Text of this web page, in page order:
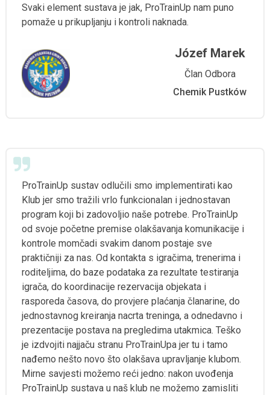
Svaki element sustava je jak, ProTrainUp nam puno
pomaže u prikupljanju i kontroli naknada.
Józef Marek
Član Odbora
Chemik Pustków
ProTrainUp sustav odlučili smo implementirati kao
Klub jer smo tražili vrlo funkcionalan i jednostavan
program koji bi zadovoljio naše potrebe. ProTrainUp
od svoje početne premise olakšavanja komunikacije i
kontrole momčadi svakim danom postaje sve
praktičniji za nas. Od kontakta s igračima, trenerima i
roditeljima, do baze podataka za rezultate testiranja
igrača, do koordinacije rezervacija objekata i
rasporeda časova, do provjere plaćanja članarine, do
jednostavnog kreiranja nacrta treninga, a odnedavno i
prezentacije postava na pregledima utakmica. Teško
je izdvojiti najjaču stranu ProTrainUpa jer tu i tamo
nađemo nešto novo što olakšava upravljanje klubom.
Mirne savjesti možemo reći jedno: nakon uvođenja
ProTrainUp sustava u naš klub ne možemo zamisliti